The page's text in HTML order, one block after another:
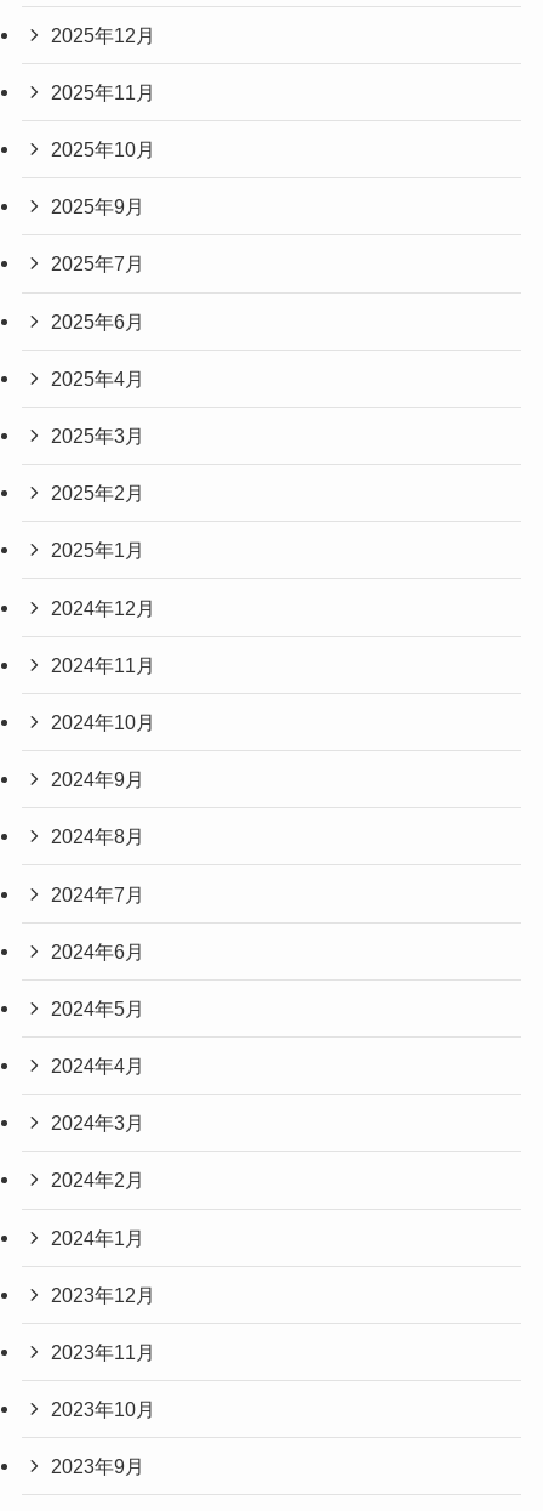
2025年12月
2025年11月
2025年10月
2025年9月
2025年7月
2025年6月
2025年4月
2025年3月
2025年2月
2025年1月
2024年12月
2024年11月
2024年10月
2024年9月
2024年8月
2024年7月
2024年6月
2024年5月
2024年4月
2024年3月
2024年2月
2024年1月
2023年12月
2023年11月
2023年10月
2023年9月